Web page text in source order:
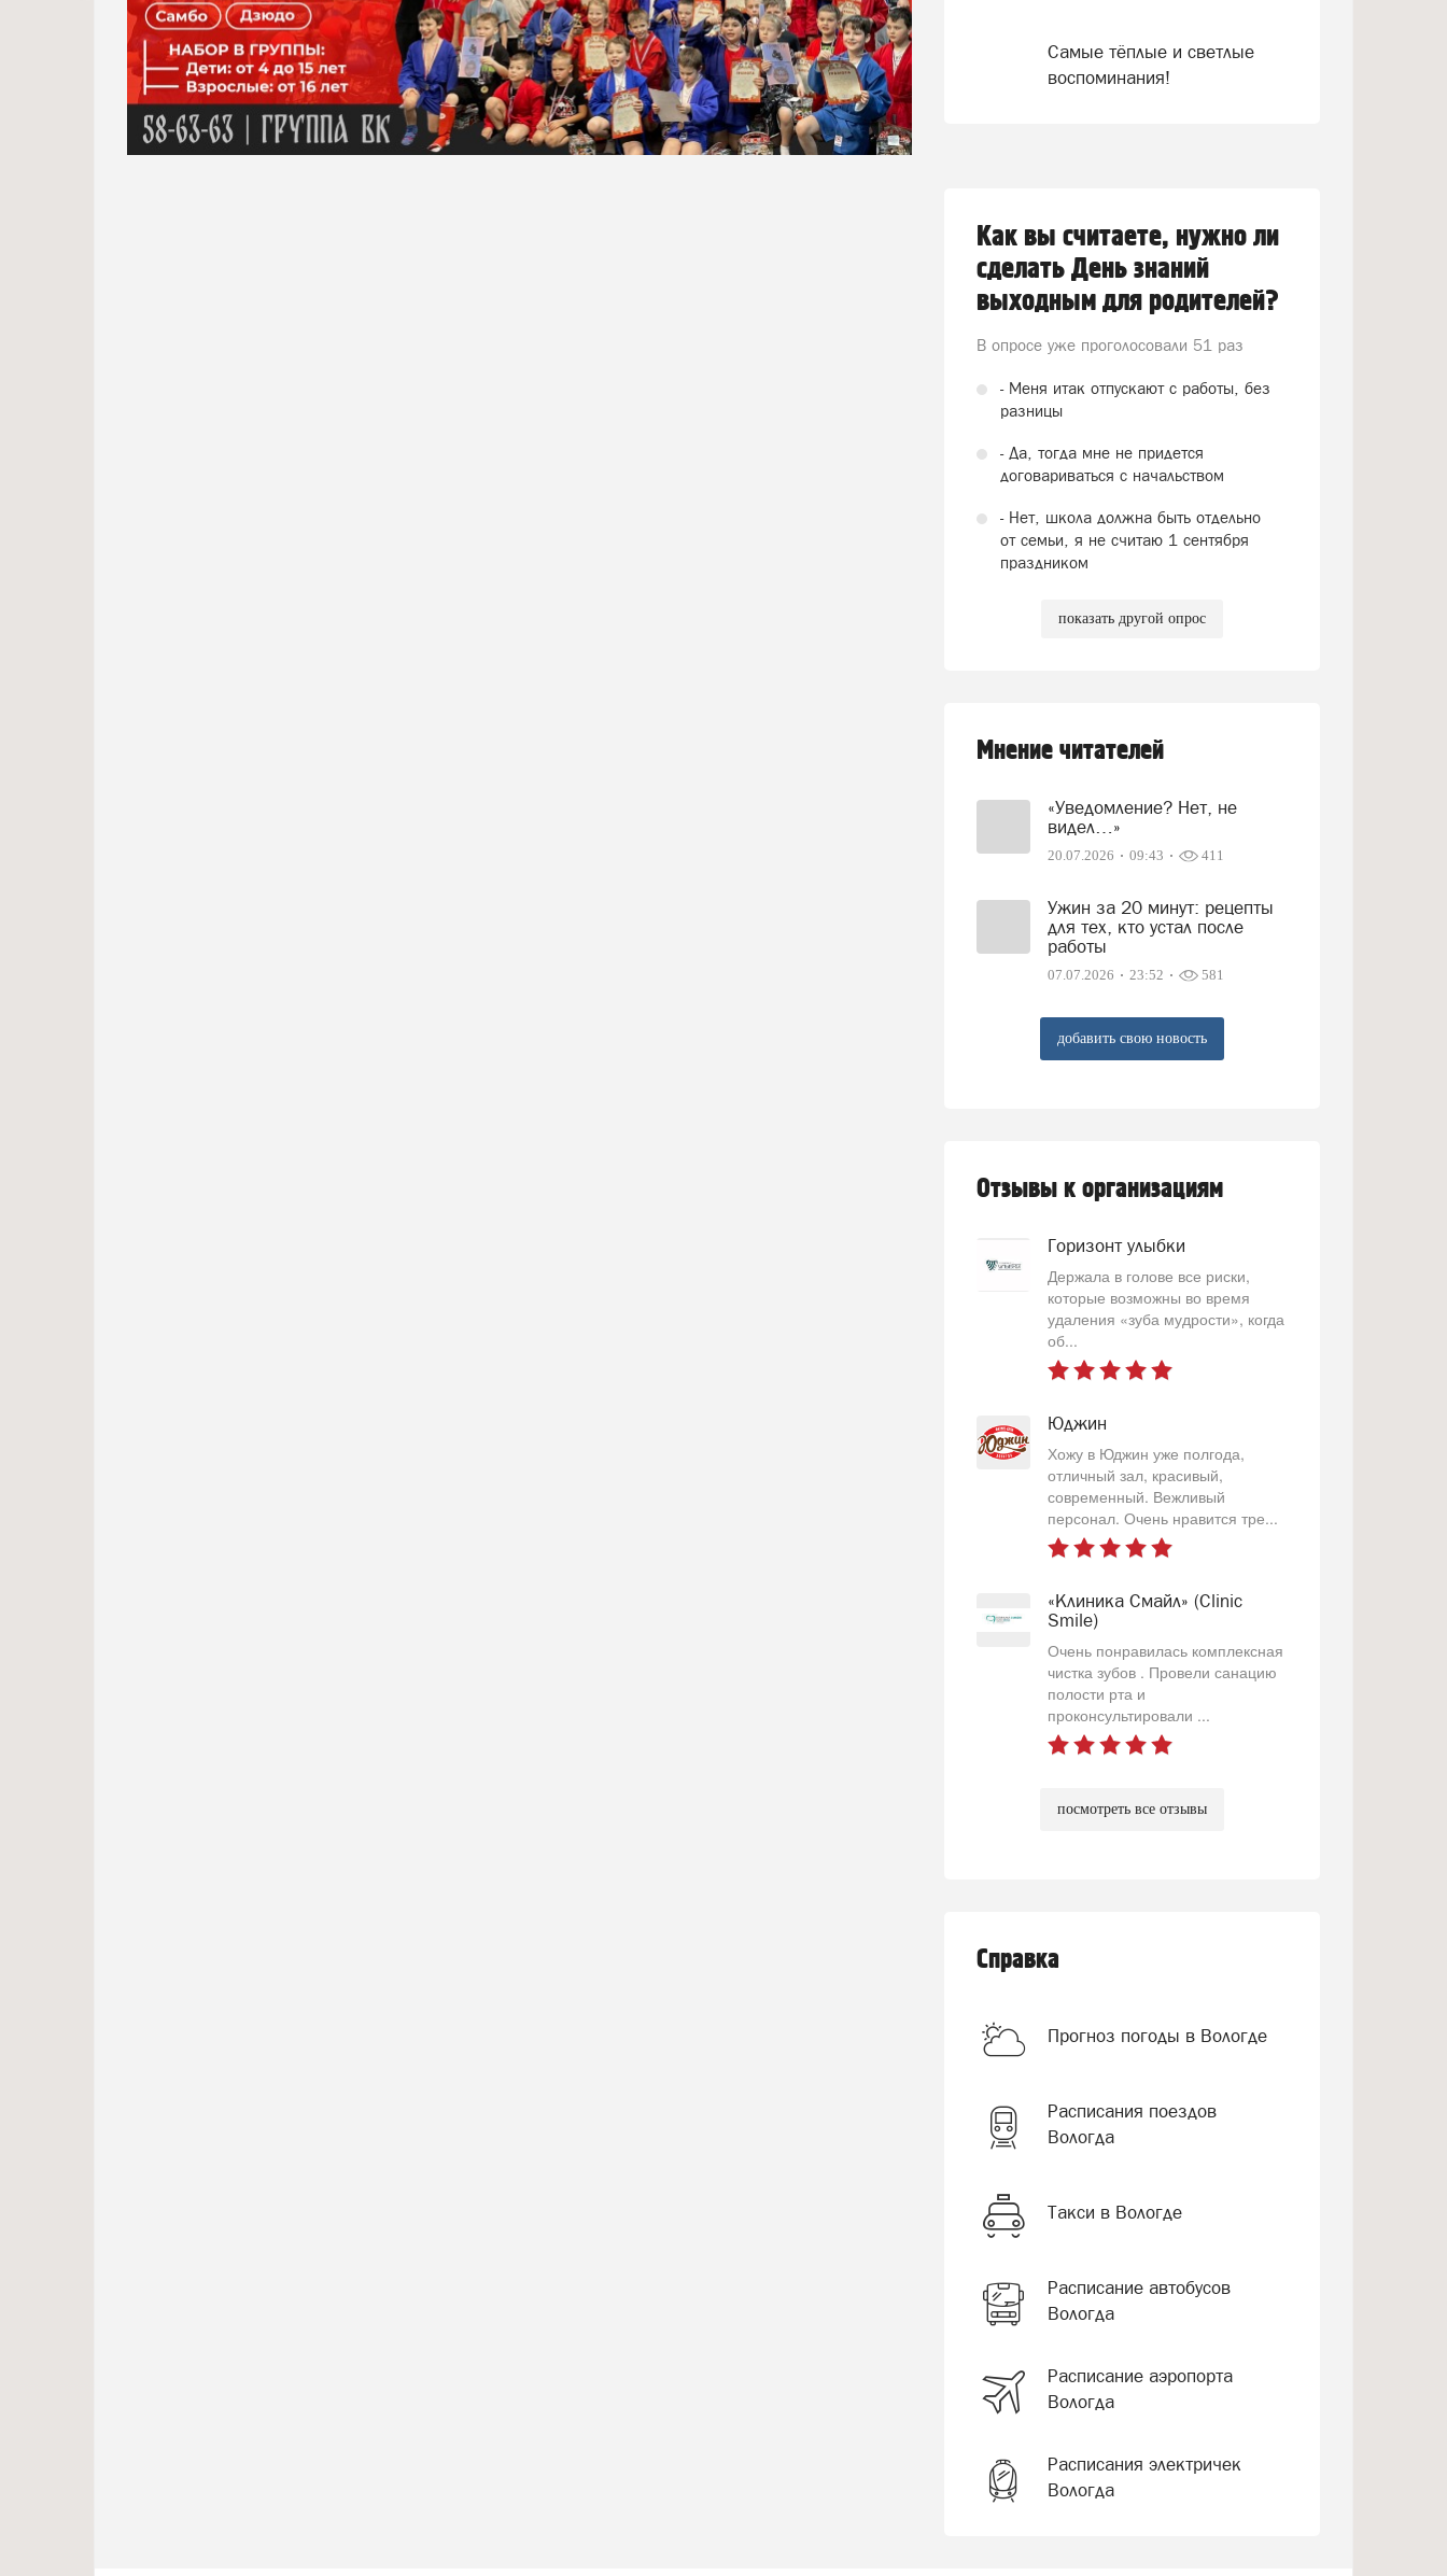
Самые тёплые и светлые
воспоминания!
Как вы считаете, нужно ли
сделать День знаний
выходным для родителей?
В опросе уже проголосовали 51 раз
- Меня итак отпускают с работы, без
разницы
- Да, тогда мне не придется
договариваться с начальством
- Нет, школа должна быть отдельно
от семьи, я не считаю 1 сентября
праздником
показать другой опрос
Мнение читателей
«Уведомление? Нет, не
видел…»
20.07.2026 09:43 411
Ужин за 20 минут: рецепты
для тех, кто устал после
работы
07.07.2026 23:52 581
добавить свою новость
Отзывы к организациям
Горизонт улыбки
Держала в голове все риски,
которые возможны во время
удаления «зуба мудрости», когда
об...
Юджин
Хожу в Юджин уже полгода,
отличный зал, красивый,
современный. Вежливый
персонал. Очень нравится тре...
«Клиника Смайл» (Clinic
Smile)
Очень понравилась комплексная
чистка зубов . Провели санацию
полости рта и
проконсультировали ...
посмотреть все отзывы
Справка
Прогноз погоды в Вологде
Расписания поездов
Вологда
Такси в Вологде
Расписание автобусов
Вологда
Расписание аэропорта
Вологда
Расписания электричек
Вологда